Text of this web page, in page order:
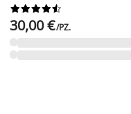






30,00 €/PZ.